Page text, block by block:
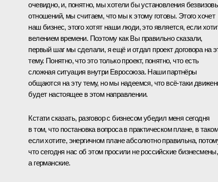
очевидно, и, понятно, мы хотели бы установления
отношений, мы считаем, что мы к этому готовы. Этого хочет
наш бизнес, этого хотят наши люди, это является, если
велением времени. Поэтому как Вы правильно сказали,
первый шаг мы сделали, я ещё и отдал проект договора на
тему. Понятно, что это только проект, понятно, что есть
сложная ситуация внутри Евросоюза. Наши партнёры
общаются на эту тему, но мы надеемся, что всё‑таки
будет настоящее в этом направлении.
Кстати сказать, разговор с бизнесом убедил меня сегодня
в том, что постановка вопроса в практическом плане, в
если хотите, энергичном плане абсолютно правильна,
что сегодня нас об этом просили не российские бизнесмены,
а германские.